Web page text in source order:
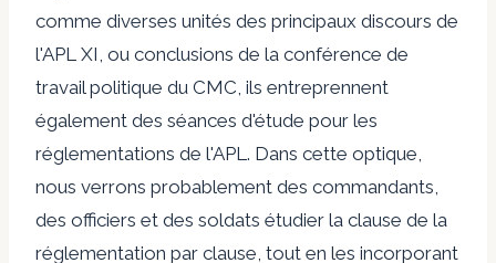
comme diverses unités des principaux discours de
l'APL XI, ou conclusions de la conférence de
travail politique du CMC, ils entreprennent
également des séances d'étude pour les
réglementations de l'APL. Dans cette optique,
nous verrons probablement des commandants,
des officiers et des soldats étudier la clause de la
réglementation par clause, tout en les incorporant